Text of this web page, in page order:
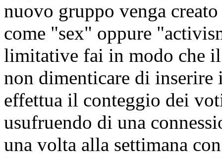
nuovo gruppo venga
come "sex" oppure
limitative fai in modo che
non dimenticare di inserire
effettua il conteggio dei
usufruendo di una
una volta alla settimana